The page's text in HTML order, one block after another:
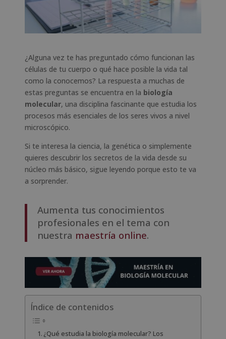
¿Alguna vez te has preguntado cómo funcionan las
células de tu cuerpo o qué hace posible la vida tal
como la conocemos? La respuesta a muchas de
estas preguntas se encuentra en la biología
molecular, una disciplina fascinante que estudia los
procesos más esenciales de los seres vivos a nivel
microscópico.
Si te interesa la ciencia, la genética o simplemente
quieres descubrir los secretos de la vida desde su
núcleo más básico, sigue leyendo porque esto te va
a sorprender.
Aumenta tus conocimientos
profesionales en el tema con
nuestra maestría online.
Índice de contenidos
¿Qué estudia la biología molecular? Los